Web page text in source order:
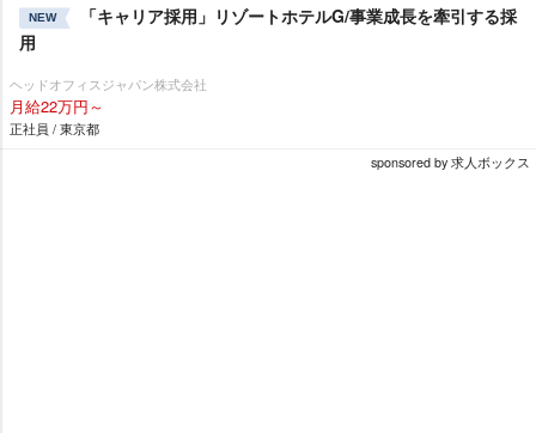
NEW
「キャリア採用」リゾートホテルG/事業成長を牽引する採
用
ヘッドオフィスジャパン株式会社
月給22万円～
正社員 / 東京都
sponsored by 求人ボックス